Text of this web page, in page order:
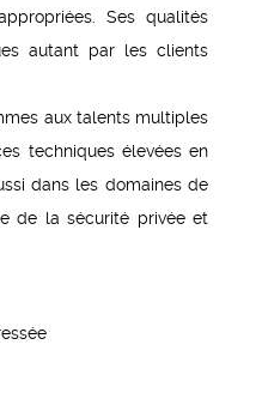
Ses qualités
autant par les clients
aux talents multiples
techniques élevées en
dans les domaines de
de la sécurité privée et